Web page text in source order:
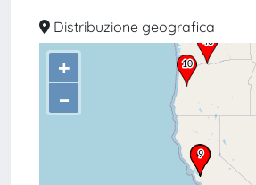
Distribuzione geografica
+
–